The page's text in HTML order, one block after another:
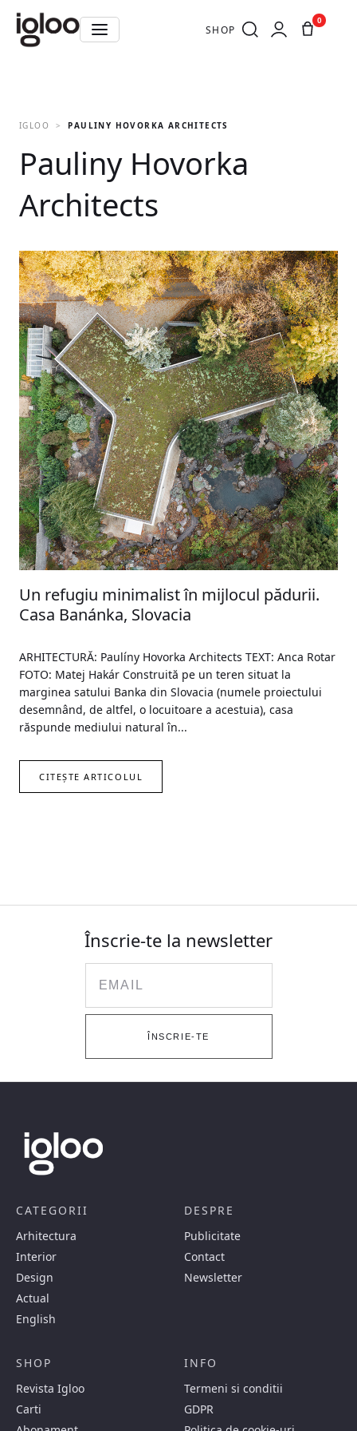
SHOP
0
IGLOO PAULINY HOVORKA ARCHITECTS
Pauliny Hovorka
Architects
Un refugiu minimalist în mijlocul pădurii.
Casa Banánka, Slovacia
ARHITECTURĂ: Paulíny Hovorka Architects TEXT: Anca Rotar
FOTO: Matej Hakár Construită pe un teren situat la
marginea satului Banka din Slovacia (numele proiectului
desemnând, de altfel, o locuitoare a acestuia), casa
răspunde mediului natural în...
CITEȘTE ARTICOLUL
Înscrie-te la newsletter
ÎNSCRIE-TE
CATEGORII
Arhitectura
Interior
Design
Actual
English
DESPRE
Publicitate
Contact
Newsletter
SHOP
Revista Igloo
Carti
INFO
Termeni si conditii
GDPR